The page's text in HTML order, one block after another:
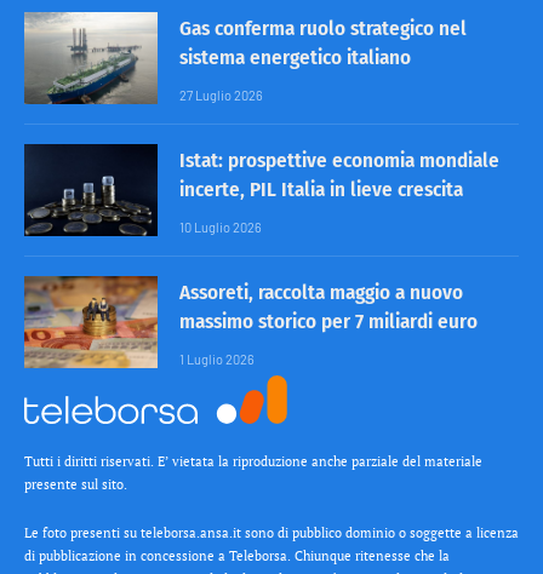
Gas conferma ruolo strategico nel
sistema energetico italiano
27 Luglio 2026
Istat: prospettive economia mondiale
incerte, PIL Italia in lieve crescita
10 Luglio 2026
Assoreti, raccolta maggio a nuovo
massimo storico per 7 miliardi euro
1 Luglio 2026
Tutti i diritti riservati. E’ vietata la riproduzione anche parziale del materiale
presente sul sito.
Le foto presenti su teleborsa.ansa.it sono di pubblico dominio o soggette a licenza
di pubblicazione in concessione a Teleborsa. Chiunque ritenesse che la